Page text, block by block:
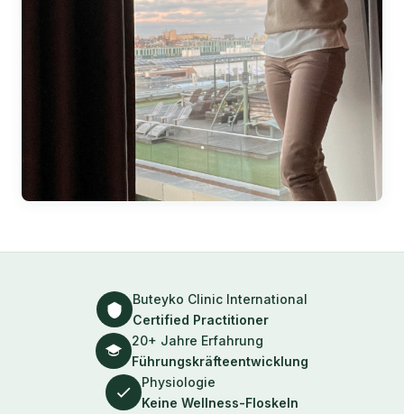
Buteyko Clinic International
Certified Practitioner
20+ Jahre Erfahrung
Führungskräfteentwicklung
Physiologie
Keine Wellness-Floskeln